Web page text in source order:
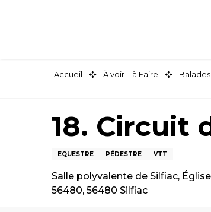
Accueil À voir – à Faire
18. Circuit
EQUESTRE PÉDESTRE VTT
Salle polyvalente de Silfiac,
56480, 56480 Silfiac